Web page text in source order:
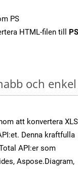
PS
HTML-filen till PS
och
att konvertera XLS
Denna kraftfulla
API:er som
Aspose.Diagram,